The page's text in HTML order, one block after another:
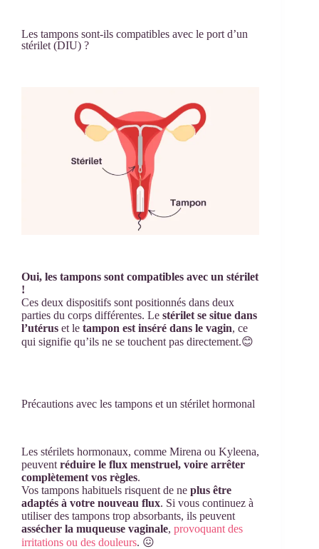
Les tampons sont-ils compatibles avec le port d’un
stérilet (DIU) ?
Oui, les tampons sont compatibles avec un stérilet
!
Ces deux dispositifs sont positionnés dans deux
parties du corps différentes. Le stérilet se situe dans
l’utérus et le tampon est inséré dans le vagin, ce
qui signifie qu’ils ne se touchent pas directement.😊
Précautions avec les tampons et un stérilet hormonal
Les stérilets hormonaux, comme Mirena ou Kyleena,
peuvent réduire le flux menstruel, voire arrêter
complètement vos règles.
Vos tampons habituels risquent de ne plus être
adaptés à votre nouveau flux. Si vous continuez à
utiliser des tampons trop absorbants, ils peuvent
assécher la muqueuse vaginale, provoquant des
irritations ou des douleurs. 😖